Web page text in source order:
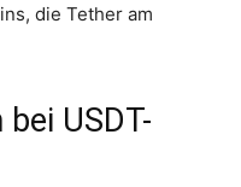
die Tether am
USDT-